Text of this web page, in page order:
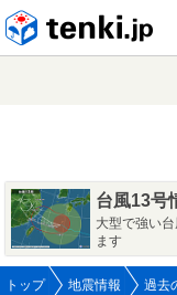
台風13号
大型で強い
ます
トップ 地震情報 過去